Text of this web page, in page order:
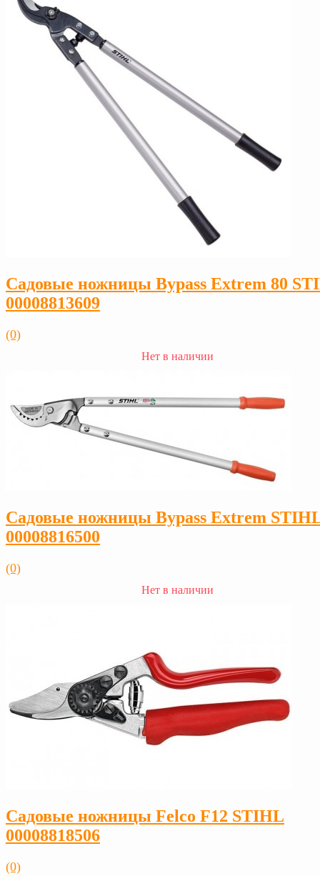
Садовые ножницы Bypass Extrem 80
00008813609
(0)
Нет в наличии
Садовые ножницы Bypass Extrem
00008816500
(0)
Нет в наличии
Садовые ножницы Felco F12 STIHL
00008818506
(0)